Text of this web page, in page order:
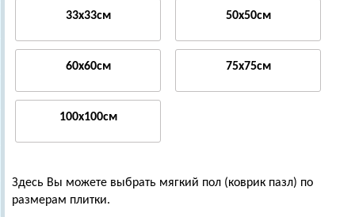
33x33см 50x50см
60x60см 75x75см
100x100см
Здесь Вы можете выбрать мягкий пол (коврик пазл) по
размерам плитки.